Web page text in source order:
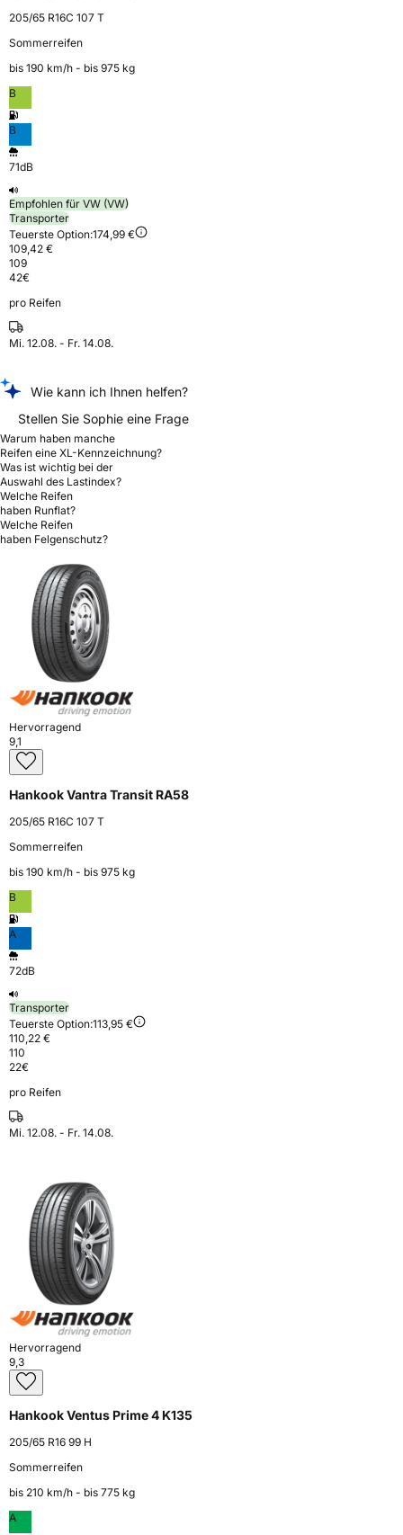
205/65 R16C 107 T
Sommerreifen
bis 190 km⁠/⁠h - bis 975 kg
B
B
71dB
Empfohlen für VW (VW)
Transporter
Teuerste Option:174,99 €
109,42 €
109
42€
pro Reifen
Mi. 12.08. - Fr. 14.08.
Wie kann ich Ihnen helfen?
Stellen Sie Sophie eine Frage
Warum haben manche
Reifen eine XL-Kennzeichnung?
Was ist wichtig bei der
Auswahl des Lastindex?
Welche Reifen
haben Runflat?
Welche Reifen
haben Felgenschutz?
Hervorragend
9,1
Hankook Vantra Transit RA58
205/65 R16C 107 T
Sommerreifen
bis 190 km⁠/⁠h - bis 975 kg
B
A
72dB
Transporter
Teuerste Option:113,95 €
110,22 €
110
22€
pro Reifen
Mi. 12.08. - Fr. 14.08.
Hervorragend
9,3
Hankook Ventus Prime 4 K135
205/65 R16 99 H
Sommerreifen
bis 210 km⁠/⁠h - bis 775 kg
A